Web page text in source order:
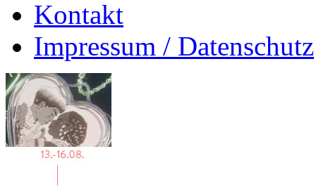
Kontakt
Impressum / Datenschutz